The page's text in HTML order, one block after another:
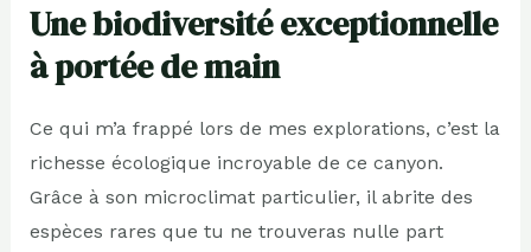
Une biodiversité exceptionnelle
à portée de main
Ce qui m’a frappé lors de mes explorations, c’est la
richesse écologique incroyable de ce canyon.
Grâce à son microclimat particulier, il abrite des
espèces rares que tu ne trouveras nulle part